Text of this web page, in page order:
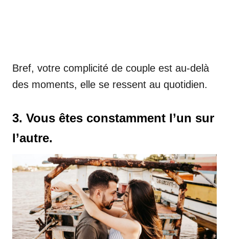
Bref, votre complicité de couple est au-delà
des moments, elle se ressent au quotidien.
3. Vous êtes constamment l’un sur
l’autre.